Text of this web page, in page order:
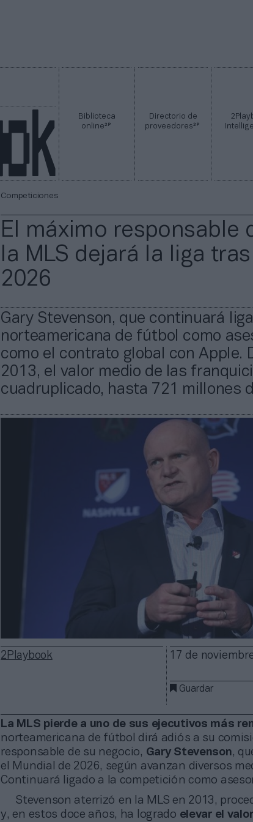
Biblioteca
online2P
Directorio de
proveedores2P
Competiciones
El máximo responsable
la MLS dejará la liga
2026
Gary Stevenson, que continuará
norteamericana de fútbol como
como el contrato global con Apple.
2013, el valor medio de las
cuadruplicado, hasta 721 millones
2Playbook 17 de
Guardar
La MLS pierde a uno de sus ejecutivos más
norteamericana de fútbol dirá adiós a su
responsable de su negocio, Gary Stevenson,
el Mundial de 2026, según avanzan diversos
Continuará ligado a la competición como
Stevenson aterrizó en la MLS en 2013,
y, en estos doce años, ha logrado elevar el